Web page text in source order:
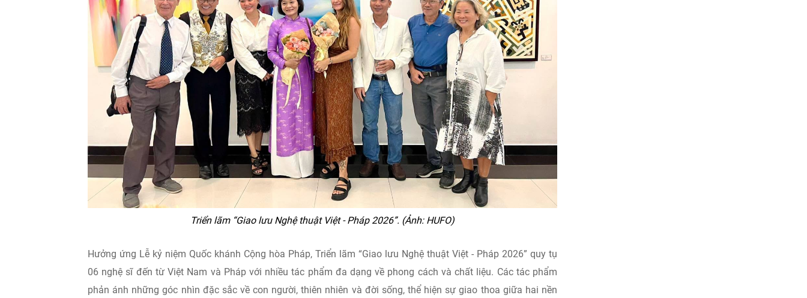
Triển lãm “Giao lưu Nghệ thuật Việt - Pháp 2026”. (Ảnh: HUFO)
Hưởng ứng Lễ kỷ niệm Quốc khánh Cộng hòa Pháp, Triển lãm “Giao lưu Nghệ thuật Việt - Pháp 2026” quy tụ
06 nghệ sĩ đến từ Việt Nam và Pháp với nhiều tác phẩm đa dạng về phong cách và chất liệu. Các tác phẩm
phản ánh những góc nhìn đặc sắc về con người, thiên nhiên và đời sống, thể hiện sự giao thoa giữa hai nền